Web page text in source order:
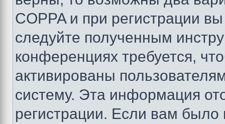
COPPA и при регистрации
следуйте полученным
конференциях требуется,
активированы
систему. Эта информация
регистрации. Если вам